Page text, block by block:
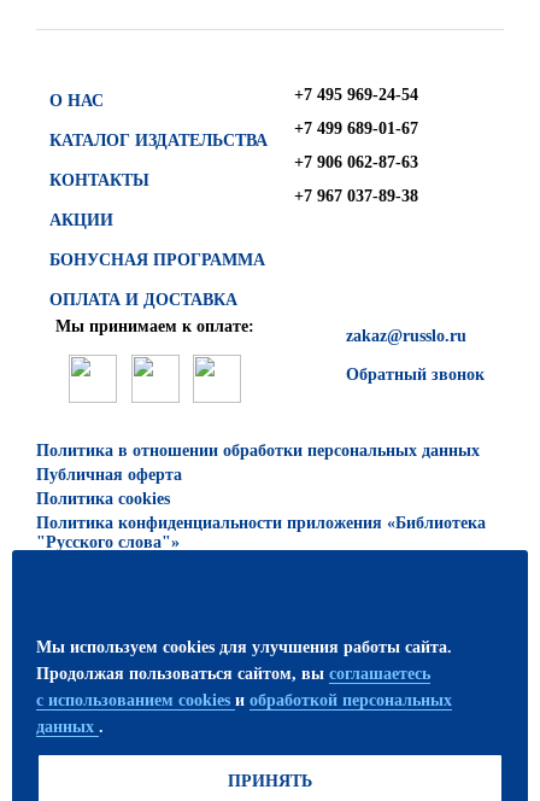
О НАС
КАТАЛОГ ИЗДАТЕЛЬСТВА
КОНТАКТЫ
АКЦИИ
БОНУСНАЯ ПРОГРАММА
ОПЛАТА И ДОСТАВКА
+7 495 969-24-54
+7 499 689-01-67
+7 906 062-87-63
+7 967 037-89-38
zakaz@russlo.ru
Обратный звонок
Мы принимаем к оплате:
Политика в отношении обработки персональных данных
Публичная оферта
Политика cookies
Политика конфиденциальности приложения «Библиотека
"Русского слова"»
возможно только с письменного разрешения
издательства.
ПРИСОЕДИНЯЙТЕСЬ!
Мы используем cookies для улучшения работы сайта.
Продолжая пользоваться сайтом, вы соглашаетесь
с использованием cookies и обработкой персональных
данных .
ПРИНЯТЬ